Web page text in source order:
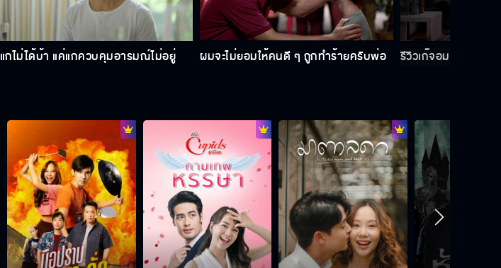
Behind the scene มือปราบกระทะรั่ว
Behind the scene มือปราบกระทะรั่ว
EP.4
Behind the scene มือปราบกระทะรั่ว
EP.3
แกไม่ได้บ้า แค่แกควบคุมอารมณ์ไม่อยู่ ผมจะไม่ยอมให้คนดี ๆ ถูกทำร้ายครับพ่อ รีวิวเก๊จอมแหกตา อ